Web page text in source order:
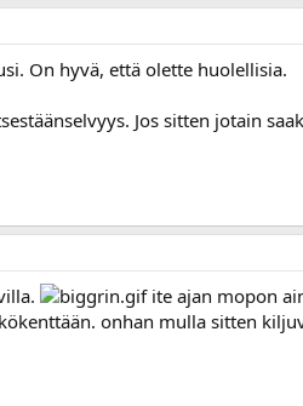
On hyvä, että olette huolellisia.
Jos sitten jotain
ite ajan mopon
onhan mulla sitten